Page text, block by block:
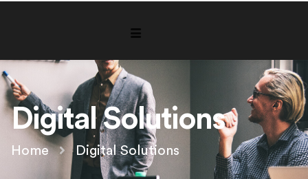
Digital Solutions
Home Digital Solutions